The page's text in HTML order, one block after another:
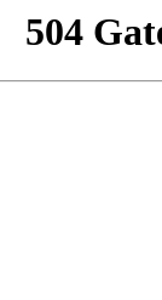
504